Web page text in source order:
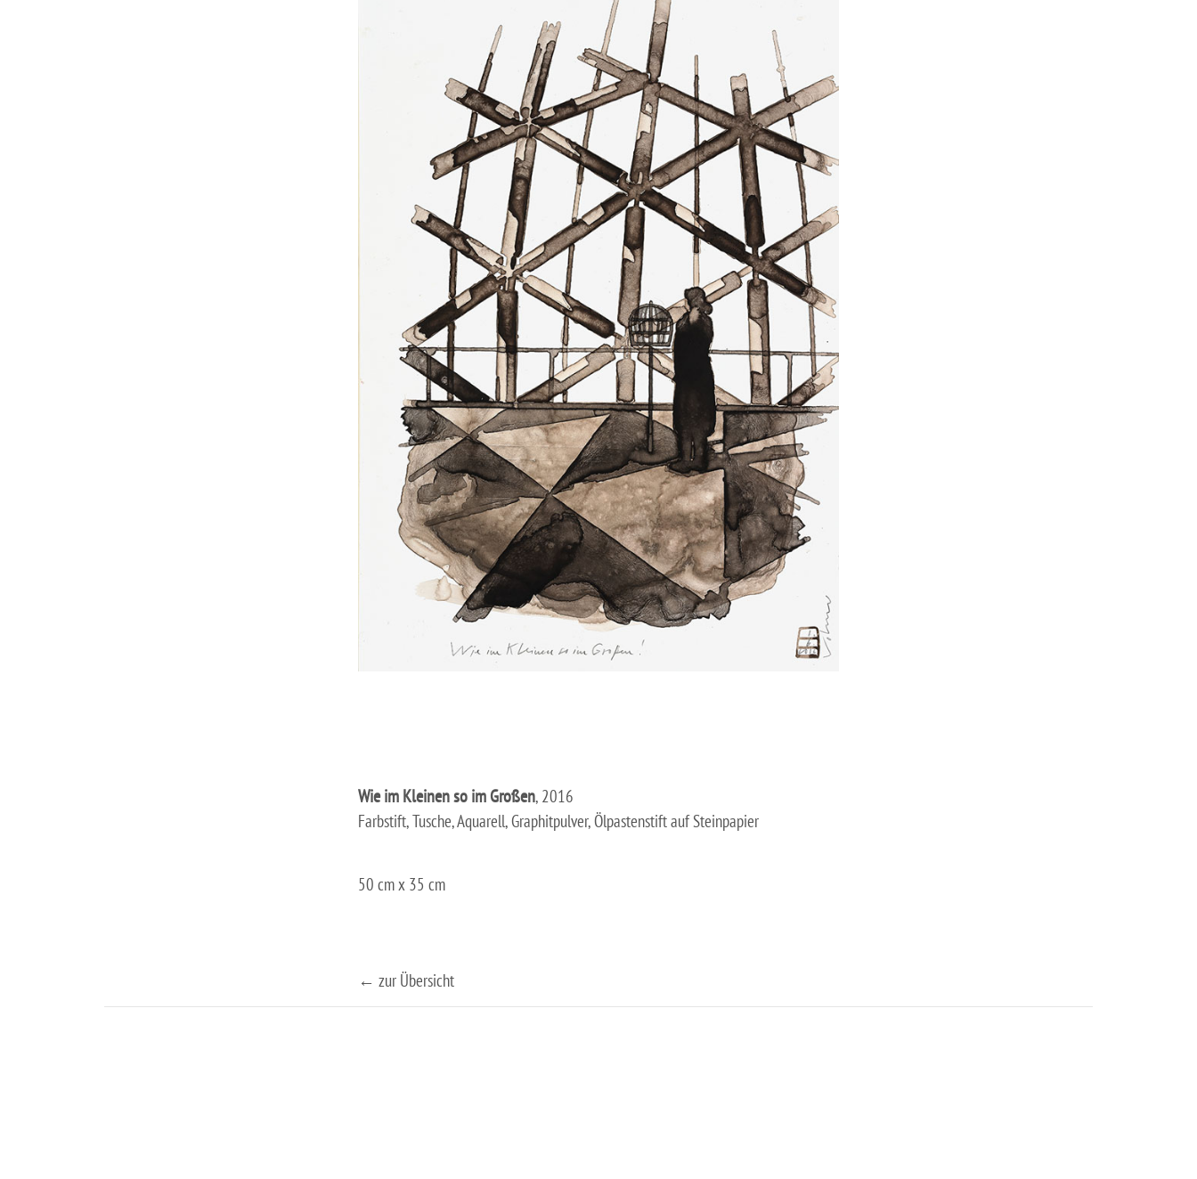
Wie im Kleinen so im Großen, 2016
Farbstift, Tusche, Aquarell, Graphitpulver, Ölpastenstift auf Steinpapier
50 cm x 35 cm
← zur Übersicht